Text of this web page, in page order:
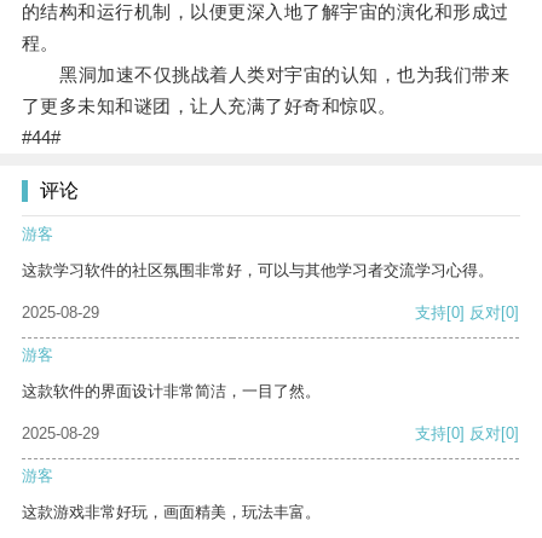
的结构和运行机制，以便更深入地了解宇宙的演化和形成过
程。
黑洞加速不仅挑战着人类对宇宙的认知，也为我们带来
了更多未知和谜团，让人充满了好奇和惊叹。
#44#
评论
游客
这款学习软件的社区氛围非常好，可以与其他学习者交流学习心得。
2025-08-29 支持[0] 反对[0]
游客
这款软件的界面设计非常简洁，一目了然。
2025-08-29 支持[0] 反对[0]
游客
这款游戏非常好玩，画面精美，玩法丰富。